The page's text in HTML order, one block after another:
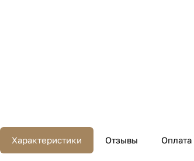
Характеристики Отзывы Оплата